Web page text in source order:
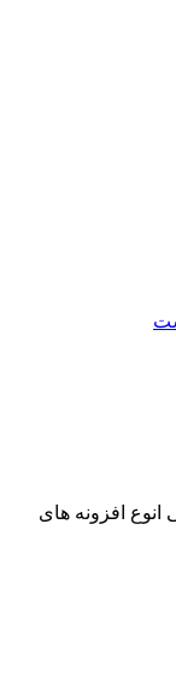
انوع افزونه های